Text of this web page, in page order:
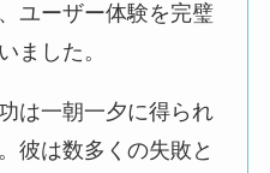
ユーザー体験を完璧
ました。
は一朝一夕に得られ
彼は数多くの失敗と